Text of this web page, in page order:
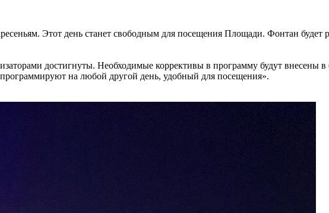
Этот день станет свободным для посещения Площади. Фонтан будет
достигнуты. Необходимые коррективы в программу будут внесены
на любой другой день, удобный для посещения».